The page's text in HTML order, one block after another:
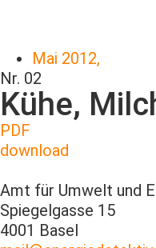
Mai 2012,
Nr. 02
Kühe,
PDF
download
Amt für Umwelt und
Spiegelgasse 15
4001 Basel